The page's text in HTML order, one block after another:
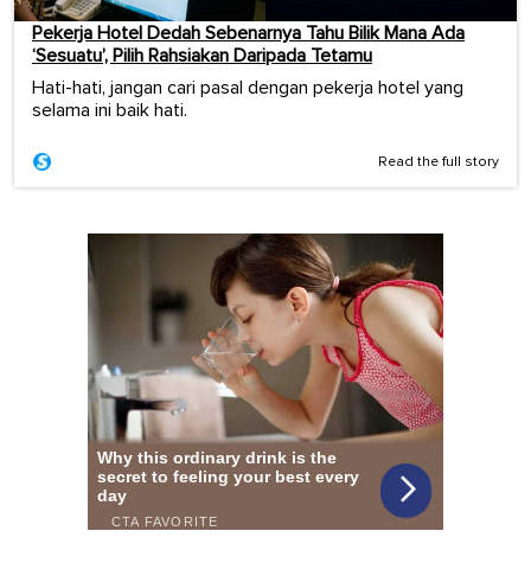
Pekerja Hotel Dedah Sebenarnya Tahu Bilik Mana Ada
‘Sesuatu’, Pilih Rahsiakan Daripada Tetamu
Hati-hati, jangan cari pasal dengan pekerja hotel yang
selama ini baik hati.
Read the full story